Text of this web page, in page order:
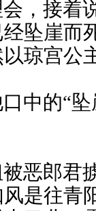
，接着
坠崖而
以琼宫
中的“坠
恶郎君
是往青